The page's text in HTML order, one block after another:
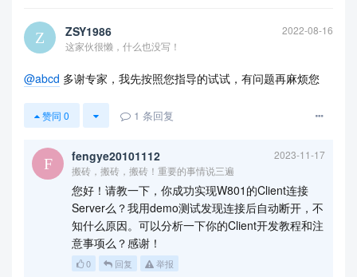
ZSY1986
2022-08-16
这家伙很懒，什么也没写！
@abcd 多谢专家，我先按照您指导的试试，有问题再麻烦您
赞同 0 1 条回复
fengye20101112
2023-11-17
搬砖，搬砖，搬砖！重要的事情说三遍
您好！请教一下，你成功实现W801的Client连接
Server么？我用demo测试发现连接后自动断开，不
知什么原因。可以分析一下你的Client开发教程和注
意事项么？感谢！
0 回复 举报